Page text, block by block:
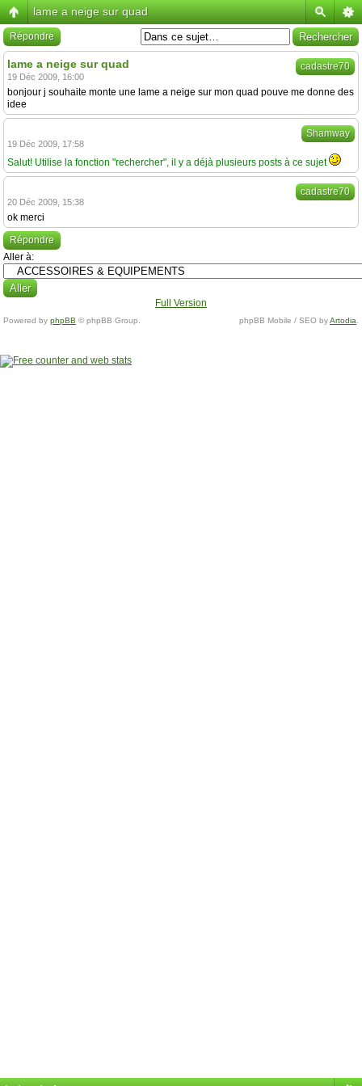
lame a neige sur quad
Répondre
cadastre70
lame a neige sur quad
19 Déc 2009, 16:00
bonjour j souhaite monte une lame a neige sur mon quad pouve me donne des
idee
Shamway
19 Déc 2009, 17:58
Salut! Utilise la fonction "rechercher", il y a déjà plusieurs posts à ce sujet
cadastre70
20 Déc 2009, 15:38
ok merci
Répondre
Aller à:
Full Version
Powered by phpBB © phpBB Group. phpBB Mobile / SEO byArtodia